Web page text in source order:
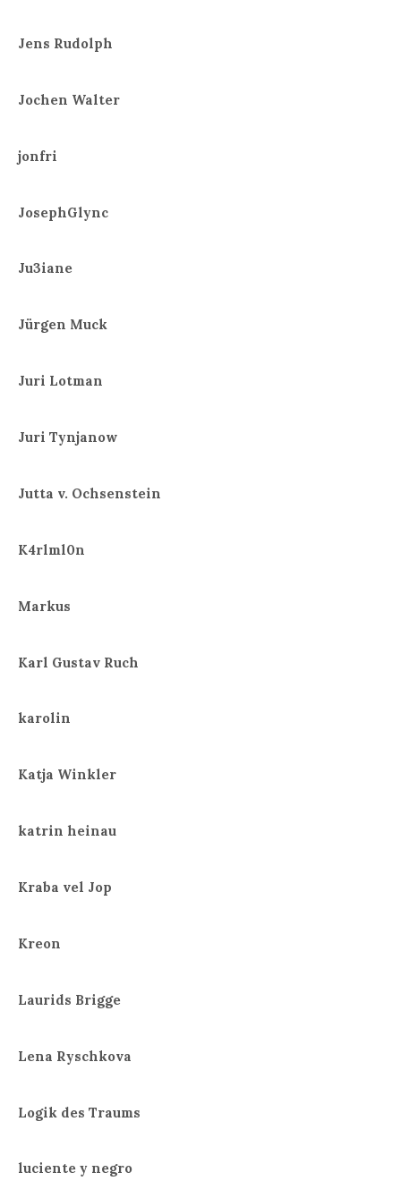
Jens Rudolph
Jochen Walter
jonfri
JosephGlync
Ju3iane
Jürgen Muck
Juri Lotman
Juri Tynjanow
Jutta v. Ochsenstein
K4rlml0n
Markus
Karl Gustav Ruch
karolin
Katja Winkler
katrin heinau
Kraba vel Jop
Kreon
Laurids Brigge
Lena Ryschkova
Logik des Traums
luciente y negro